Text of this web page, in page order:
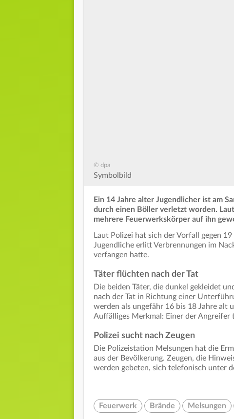
© dpa
Symbolbild
Ein 14 Jahre alter Jugendlicher ist am
durch einen Böller verletzt worden.
mehrere Feuerwerkskörper auf ihn
Laut Polizei hat sich der Vorfall gegen
Jugendliche erlitt Verbrennungen im
verfangen hatte.
Täter flüchten nach der Tat
Die beiden Täter, die dunkel gekleidet
nach der Tat in Richtung einer
werden als ungefähr 16 bis 18 Jahre alt
Auffälliges Merkmal: Einer der Angreifer
Polizei sucht nach Zeugen
Die Polizeistation Melsungen hat die
aus der Bevölkerung. Zeugen, die
werden gebeten, sich telefonisch unter
Feuerwerk Brände Melsungen